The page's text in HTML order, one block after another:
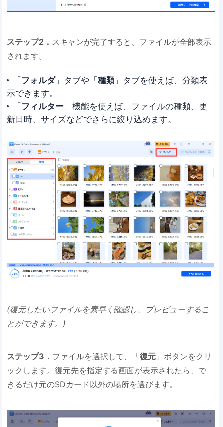
ステップ2． スキャンが完了すると、ファイルが全部表示
されます。
「フォルダ」タブや「種類」タブを使えば、分類表
示できます。
「フィルター」機能を使えば、ファイルの種類、更
新日時、サイズなどでさらに絞り込めます。
(復元したいファイルを素早く確認し、プレビューするこ
とができます。)
ステップ3． ファイルを選択して、「復元 」ボタンをクリ
ックします。復元先を指定する画面が表示されたら、で
きるだけ元のSDカード以外の場所を選びます。